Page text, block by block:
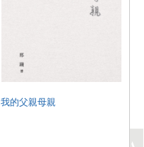
我的父親母親